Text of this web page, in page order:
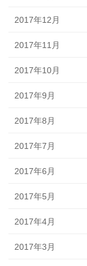
2017年12月
2017年11月
2017年10月
2017年9月
2017年8月
2017年7月
2017年6月
2017年5月
2017年4月
2017年3月